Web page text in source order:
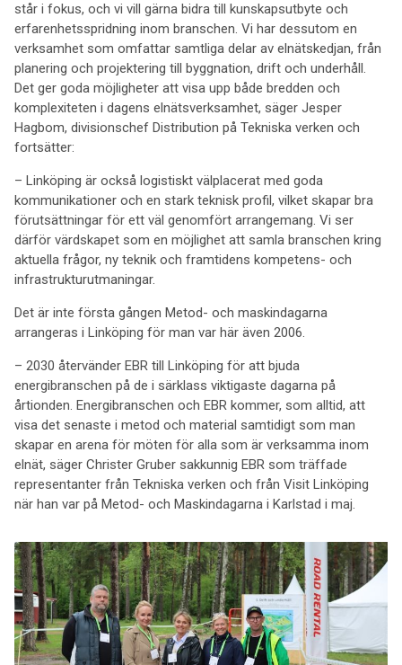
står i fokus, och vi vill gärna bidra till kunskapsutbyte och
erfarenhetsspridning inom branschen. Vi har dessutom en
verksamhet som omfattar samtliga delar av elnätskedjan, från
planering och projektering till byggnation, drift och underhåll.
Det ger goda möjligheter att visa upp både bredden och
komplexiteten i dagens elnätsverksamhet, säger Jesper
Hagbom, divisionschef Distribution på Tekniska verken och
fortsätter:
– Linköping är också logistiskt välplacerat med goda
kommunikationer och en stark teknisk profil, vilket skapar bra
förutsättningar för ett väl genomfört arrangemang. Vi ser
därför värdskapet som en möjlighet att samla branschen kring
aktuella frågor, ny teknik och framtidens kompetens- och
infrastrukturutmaningar.
Det är inte första gången Metod- och maskindagarna
arrangeras i Linköping för man var här även 2006.
– 2030 återvänder EBR till Linköping för att bjuda
energibranschen på de i särklass viktigaste dagarna på
årtionden. Energibranschen och EBR kommer, som alltid, att
visa det senaste i metod och material samtidigt som man
skapar en arena för möten för alla som är verksamma inom
elnät, säger Christer Gruber sakkunnig EBR som träffade
representanter från Tekniska verken och från Visit Linköping
när han var på Metod- och Maskindagarna i Karlstad i maj.